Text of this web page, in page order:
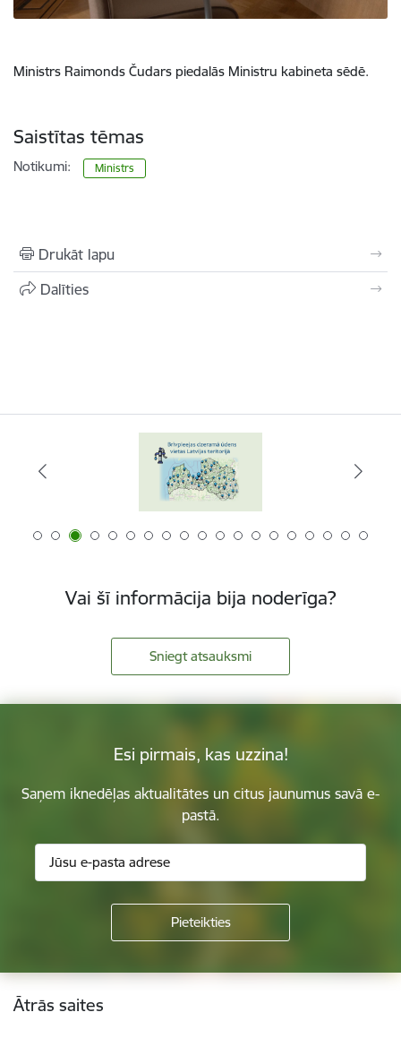
Ministrs Raimonds Čudars piedalās Ministru kabineta sēdē.
Saistītas tēmas
Notikumi: Ministrs
Drukāt lapu
Dalīties
Vai šī informācija bija noderīga?
Sniegt atsauksmi
Esi pirmais, kas uzzina!
Saņem iknedēļas aktualitātes un citus jaunumus savā e-
pastā.
Kājene
Ātrās saites